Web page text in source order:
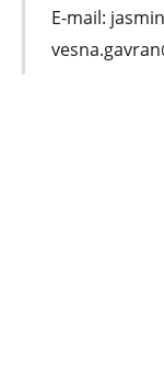
E-mail: